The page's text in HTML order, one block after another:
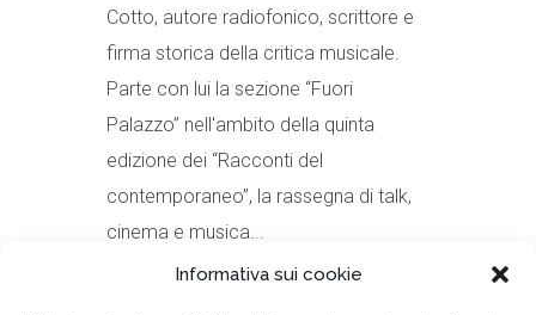
Informativa sui cookie
Cotto, autore radiofonico, scrittore e
firma storica della critica musicale.
Parte con lui la sezione “Fuori
Palazzo” nell'ambito della quinta
edizione dei “Racconti del
contemporaneo”, la rassegna di talk,
cinema e musica...
19 Luglio, 2021